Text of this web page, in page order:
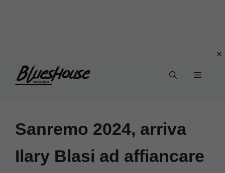
Menu
Sanremo 2024, arriva
Ilary Blasi ad affiancare